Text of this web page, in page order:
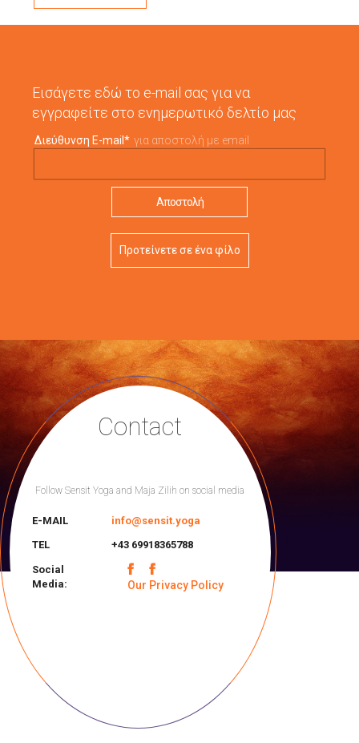
Εισάγετε εδώ το e-mail σας για να
εγγραφείτε στο ενημερωτικό δελτίο μας
Διεύθυνση E-mail * για αποστολή με email
Προτείνετε σε ένα φίλο
Contact
Follow Sensit Yoga and Maja Zilih on social media
E-MAIL
info@sensit.yoga
TEL
+43 69918365788
Social
Media:
Our Privacy Policy